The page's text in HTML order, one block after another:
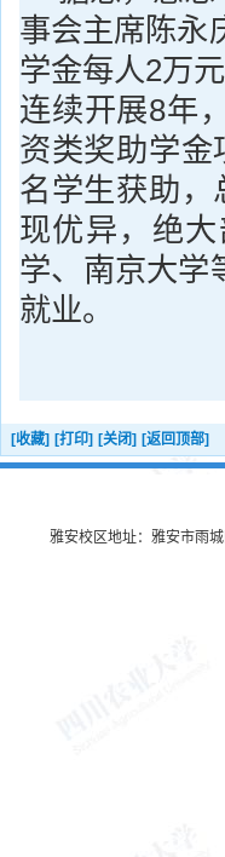
事会主席陈永
学金每人2万
连续开展8年
资类奖助学金
名学生获助，
现优异，绝
学、南京大学
就业。
[收藏] [打印] [关闭] [返回顶部]
雅安校区地址：雅安市雨